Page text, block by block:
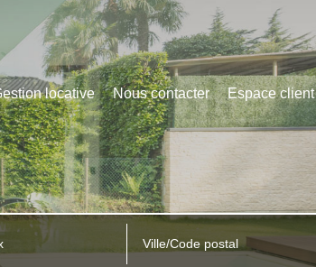
locative Nous contacter Espace client
Ville/Code postal